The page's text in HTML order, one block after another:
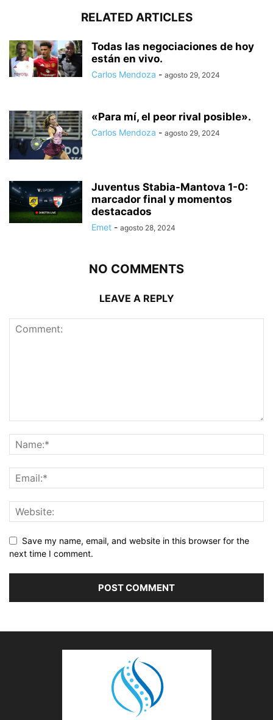
RELATED ARTICLES
Todas las negociaciones de hoy
están en vivo.
Carlos Mendoza - agosto 29, 2024
«Para mí, el peor rival posible».
Carlos Mendoza - agosto 29, 2024
Juventus Stabia-Mantova 1-0:
marcador final y momentos
destacados
Emet - agosto 28, 2024
NO COMMENTS
LEAVE A REPLY
Save my name, email, and website in this browser for the
next time I comment.